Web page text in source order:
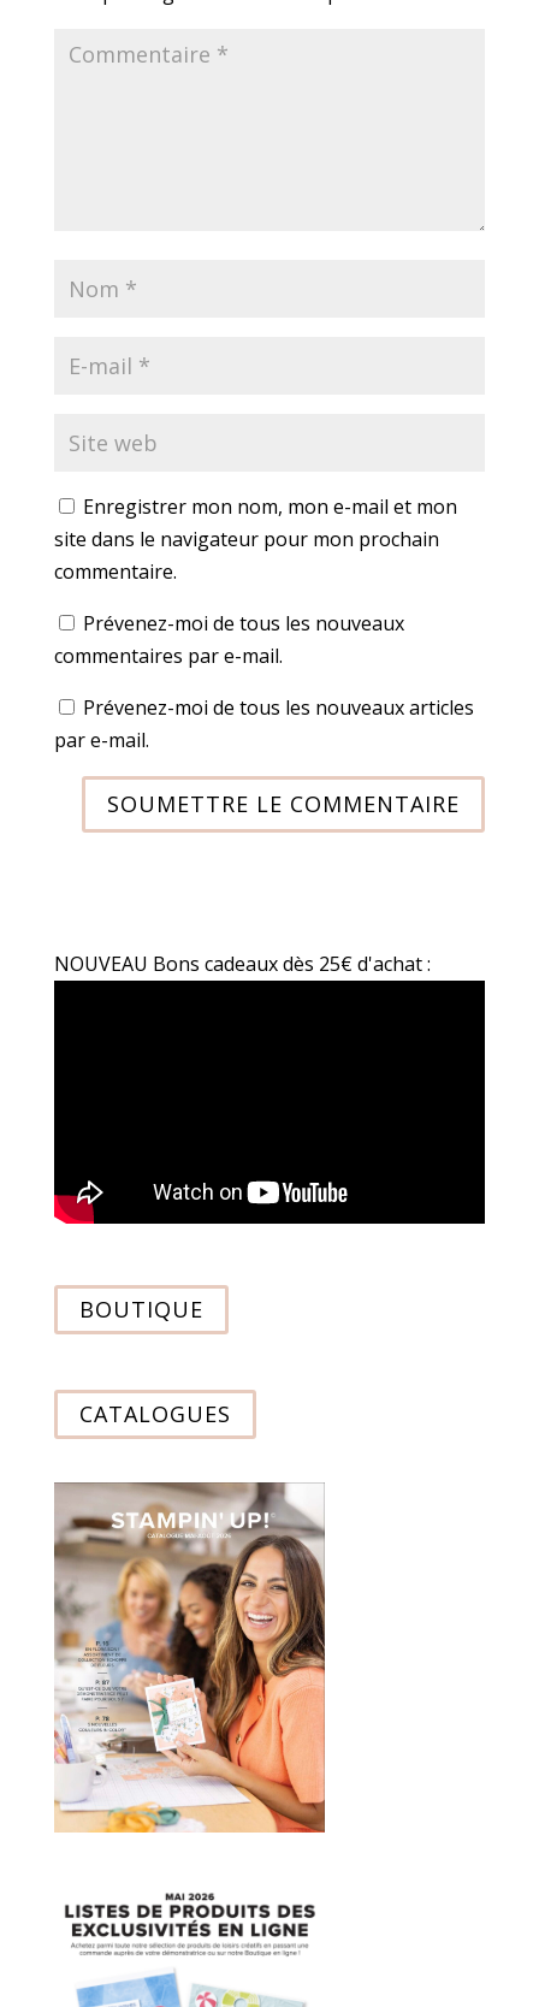
Enregistrer mon nom, mon e-mail et mon
site dans le navigateur pour mon prochain
commentaire.
Prévenez-moi de tous les nouveaux
commentaires par e-mail.
Prévenez-moi de tous les nouveaux articles
par e-mail.
SOUMETTRE LE COMMENTAIRE
NOUVEAU Bons cadeaux dès 25€ d'achat :
BOUTIQUE
CATALOGUES